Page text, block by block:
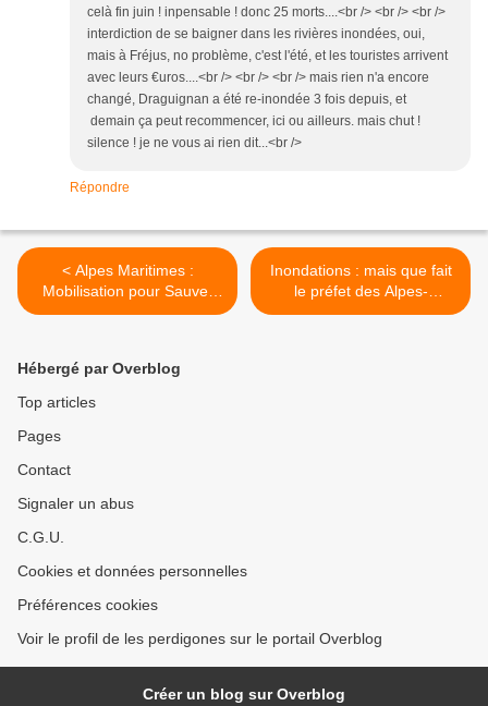
celà fin juin ! inpensable ! donc 25 morts....<br /> <br /> <br />
interdiction de se baigner dans les rivières inondées, oui,
mais à Fréjus, no problème, c'est l'été, et les touristes arrivent
avec leurs €uros....<br /> <br /> <br /> mais rien n'a encore
changé, Draguignan a été re-inondée 3 fois depuis, et
demain ça peut recommencer, ici ou ailleurs. mais chut !
silence ! je ne vous ai rien dit...<br />
Répondre
< Alpes Maritimes :
Mobilisation pour Sauver
les Terres
Inondations : mais que fait
le préfet des Alpes-
Maritimes ? >
Hébergé par Overblog
Top articles
Pages
Contact
Signaler un abus
C.G.U.
Cookies et données personnelles
Préférences cookies
Voir le profil de les perdigones sur le portail Overblog
Créer un blog sur Overblog